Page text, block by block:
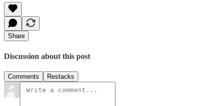
Share
Discussion about this post
Comments Restacks